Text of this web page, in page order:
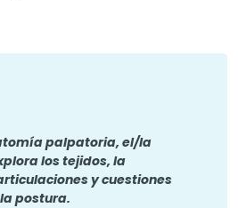
palpatoria, el/la
los tejidos, la
y cuestiones
postura.